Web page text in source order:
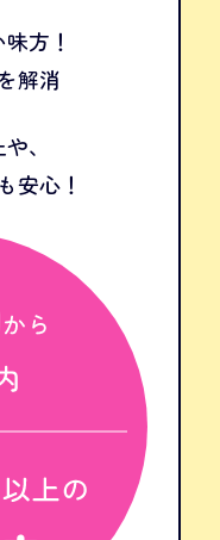
方！
解消
、
安心！